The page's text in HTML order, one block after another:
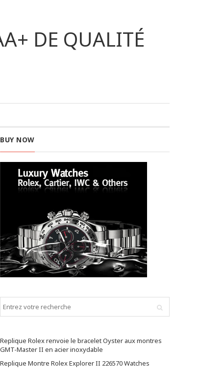
DE QUALITÉ
BUY NOW
Replique Rolex renvoie le bracelet Oyster aux montres
GMT-Master II en acier inoxydable
Replique Montre Rolex Explorer II 226570 Watches